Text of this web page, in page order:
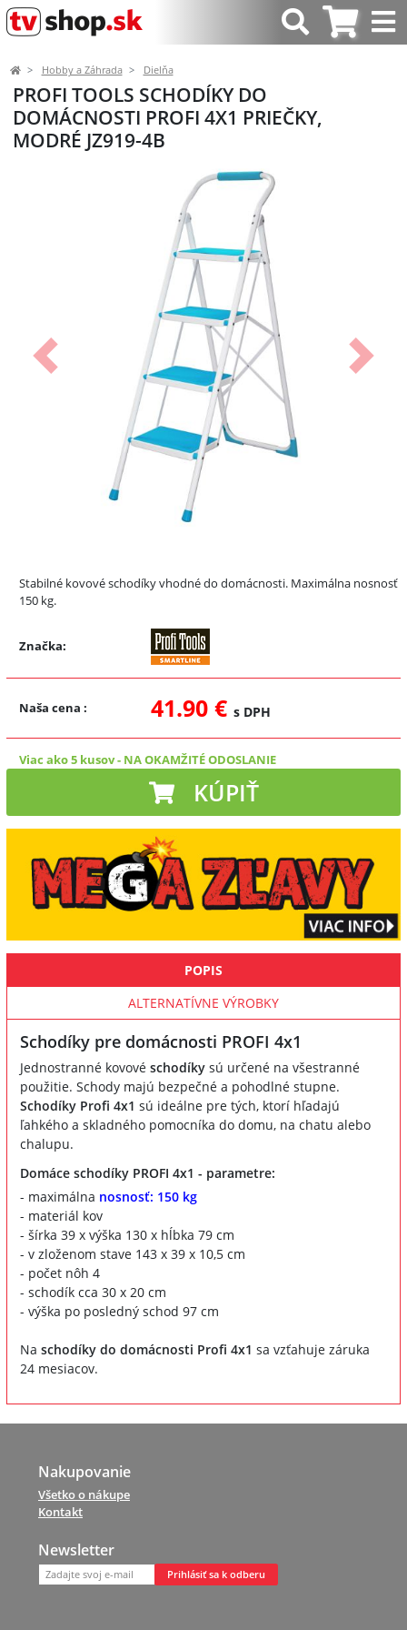
Hobby a Záhrada Dielňa
PROFI TOOLS SCHODÍKY DO
DOMÁCNOSTI PROFI 4X1 PRIEČKY,
MODRÉ JZ919-4B
Predchádzajúci Ďalší
Stabilné kovové schodíky vhodné do domácnosti. Maximálna nosnosť
150 kg.
Značka:
Naša cena : 41.90 € s DPH
Viac ako 5 kusov- NA OKAMŽITÉ ODOSLANIE
KÚPIŤ
POPIS
ALTERNATÍVNE VÝROBKY
Schodíky pre domácnosti PROFI 4x1
Jednostranné kovové schodíky sú určené na všestranné
použitie. Schody majú bezpečné a pohodlné stupne.
Schodíky Profi 4x1 sú ideálne pre tých, ktorí hľadajú
ľahkého a skladného pomocníka do domu, na chatu alebo
chalupu.
Domáce schodíky PROFI 4x1 - parametre:
- maximálna nosnosť: 150 kg
- materiál kov
- šírka 39 x výška 130 x hĺbka 79 cm
- v zloženom stave 143 x 39 x 10,5 cm
- počet nôh 4
- schodík cca 30 x 20 cm
- výška po posledný schod 97 cm
Na schodíky do domácnosti Profi 4x1 sa vzťahuje záruka
24 mesiacov.
Nakupovanie
Všetko o nákupe
Kontakt
Newsletter
Prihlásiť sa k odberu